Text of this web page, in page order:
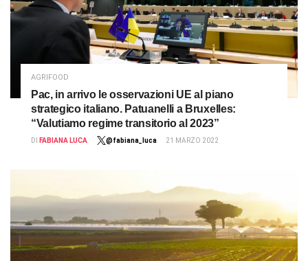
AGRIFOOD
Pac, in arrivo le osservazioni UE al piano
strategico italiano. Patuanelli a Bruxelles:
“Valutiamo regime transitorio al 2023”
DI FABIANA LUCA @fabiana_luca 21 MARZO 2022